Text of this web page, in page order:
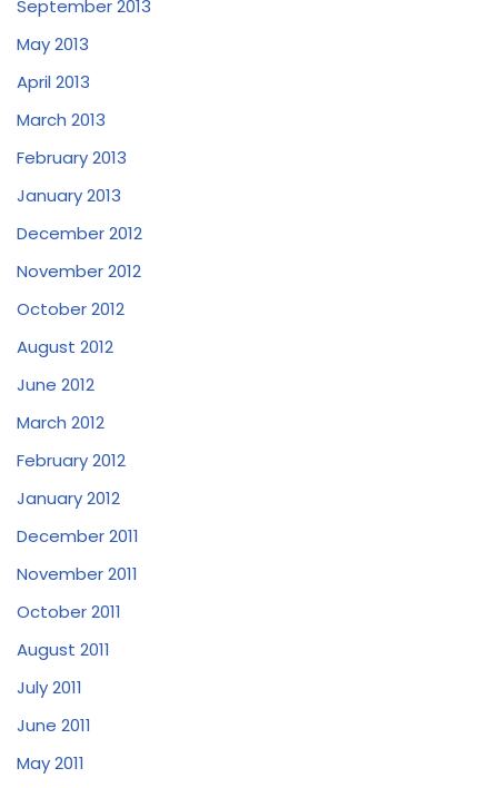
September 2013
May 2013
April 2013
March 2013
February 2013
January 2013
December 2012
November 2012
October 2012
August 2012
June 2012
March 2012
February 2012
January 2012
December 2011
November 2011
October 2011
August 2011
July 2011
June 2011
May 2011